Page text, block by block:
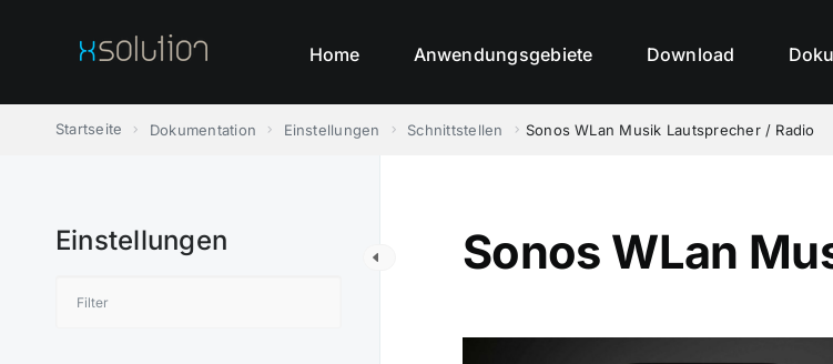
Home Anwendungsgebiete Download Doku
Startseite Dokumentation Einstellungen Schnittstellen Sonos WLan Musik Lautsprecher / Radio
Einstellungen Sonos WLan